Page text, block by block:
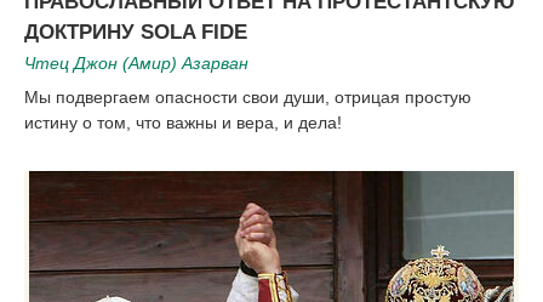
ДОКТРИНУ SOLA FIDE
Чтец Джон (Амир) Азарван
Мы подвергаем опасности свои души, отрицая простую
истину о том, что важны и вера, и дела!